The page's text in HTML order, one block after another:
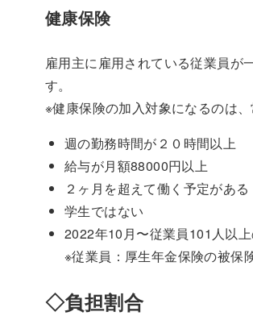
健康保険
雇用主に雇用されている従業員が
す。
※健康保険の加入対象になるのは
週の勤務時間が２０時間以上
給与が月額88000円以上
２ヶ月を超えて働く予定がある
学生ではない
2022年10月〜従業員101人以
※従業員：厚生年金保険の被保
◇負担割合